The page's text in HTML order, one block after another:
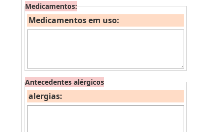
Medicamentos:
Medicamentos em uso:
Antecedentes alérgicos
alergias: